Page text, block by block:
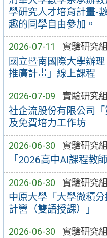
學研究人才培育計畫-
趣的同學自由參加。
2026-07-11 實驗研究組
國立暨南國際大學辦
推廣計畫」線上課程
2026-07-09 實驗研究組
社企流股份有限公司
及免費培力工作坊
2026-06-30 實驗研究組
「2026高中AI課程教
2026-06-30 實驗研究組
中原大學「大學微積
計營（雙語授課）」
2026-06-30 實驗研究組